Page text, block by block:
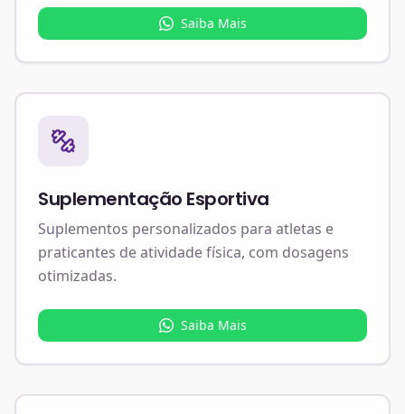
Saiba Mais
Suplementação Esportiva
Suplementos personalizados para atletas e
praticantes de atividade física, com dosagens
otimizadas.
Saiba Mais